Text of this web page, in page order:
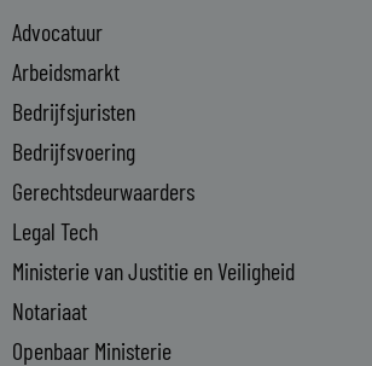
d
i
n
-
i
n
Advocatuur
Arbeidsmarkt
Bedrijfsjuristen
Bedrijfsvoering
Gerechtsdeurwaarders
Legal Tech
Ministerie van Justitie en Veiligheid
Notariaat
Openbaar Ministerie